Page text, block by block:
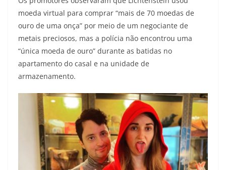
moeda virtual para comprar “mais de 70 moedas de
ouro de uma onça” por meio de um negociante de
metais preciosos, mas a polícia não encontrou uma
“única moeda de ouro” durante as batidas no
apartamento do casal e na unidade de
armazenamento.